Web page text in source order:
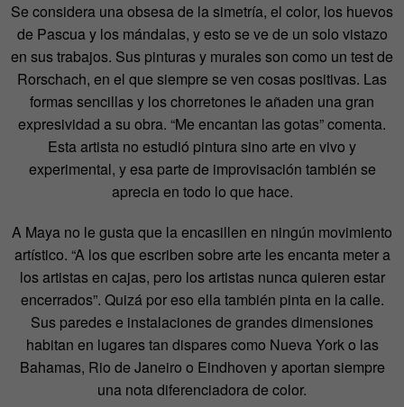
Se considera una obsesa de la simetría, el color, los huevos
de Pascua y los mándalas, y esto se ve de un solo vistazo
en sus trabajos. Sus pinturas y murales son como un test de
Rorschach, en el que siempre se ven cosas positivas. Las
formas sencillas y los chorretones le añaden una gran
expresividad a su obra. “Me encantan las gotas” comenta.
Esta artista no estudió pintura sino arte en vivo y
experimental, y esa parte de improvisación también se
aprecia en todo lo que hace.
A Maya no le gusta que la encasillen en ningún movimiento
artístico. “A los que escriben sobre arte les encanta meter a
los artistas en cajas, pero los artistas nunca quieren estar
encerrados”. Quizá por eso ella también pinta en la calle.
Sus paredes e instalaciones de grandes dimensiones
habitan en lugares tan dispares como Nueva York o las
Bahamas, Rio de Janeiro o Eindhoven y aportan siempre
una nota diferenciadora de color.